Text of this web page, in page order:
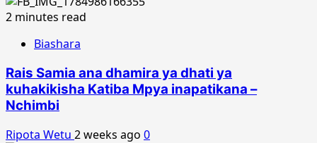
2 minutes read
Biashara
Rais Samia ana dhamira ya dhati ya
kuhakikisha Katiba Mpya inapatikana –
Nchimbi
Ripota Wetu 2 weeks ago 0